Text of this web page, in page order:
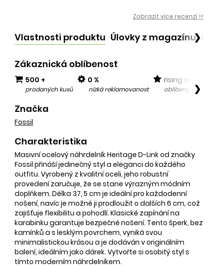
Zobrazit více recenzí >>
Vlastnosti produktu Úlovky z magazínu❯
Zákaznická oblíbenost
500 +
prodaných kusů
0 %
nízká reklamovanost
rising star
oblíbený v❯
Značka
Fossil
Charakteristika
Masivní ocelový náhrdelník Heritage D-Link od značky
Fossil přináší jedinečný styl a eleganci do každého
outfitu. Vyrobený z kvalitní oceli, jeho robustní
provedení zaručuje, že se stane výrazným módním
doplňkem. Délka 37, 5 cm je ideální pro každodenní
nošení, navíc je možné ji prodloužit o dalších 6 cm, což
zajišťuje flexibilitu a pohodlí. Klasické zapínání na
karabinku garantuje bezpečné nošení. Tento šperk, bez
kamínků a s lesklým povrchem, vyniká svou
minimalistickou krásou a je dodáván v originálním
balení, ideálním jako dárek. Vytvořte si osobitý styl s
tímto moderním náhrdelníkem.